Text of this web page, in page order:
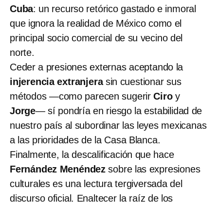
Cuba: un recurso retórico gastado e inmoral
que ignora la realidad de México como el
principal socio comercial de su vecino del
norte.
Ceder a presiones externas aceptando la
injerencia extranjerasin cuestionar sus
métodos —como parecen sugerirCiroy
Jorge— sí pondría en riesgo la estabilidad de
nuestro país al subordinar las leyes mexicanas
a las prioridades de la Casa Blanca.
Finalmente, la descalificación que hace
Fernández Menéndez sobre las expresiones
culturales es una lectura tergiversada del
discurso oficial. Enaltecer la raíz de los